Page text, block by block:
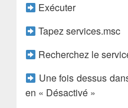
Exécuter
Tapez services.msc
Recherchez le
Une fois dessus
en « Désactivé »